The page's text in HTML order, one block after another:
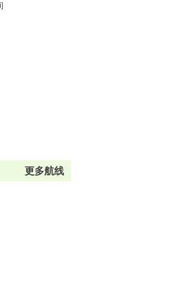
更多航线